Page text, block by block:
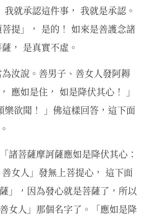
我就承認這件事， 我就是承認。
菩提」， 是的！ 如來是善護念諸
， 是真實不虛。
汝說。善男子、善女人發阿耨
應如是住， 如是降伏其心！ 」
樂欲聞！ 」佛這樣回答，這下面
諸菩薩摩訶薩應如是降伏其心：
女人」發無上菩提心， 這下面
」，因為發心就是菩薩了，所以
女人」那個名字了。「應如是降